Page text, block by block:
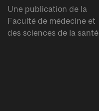
Une publication de la
Faculté de médecine et
des sciences de la santé